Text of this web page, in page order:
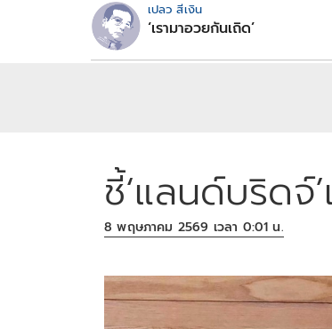
เปลว สีเงิน
‘เรามาอวยกันเถิด’
ชี้‘แลนด์บริดจ์
8 พฤษภาคม 2569 เวลา 0:01 น.